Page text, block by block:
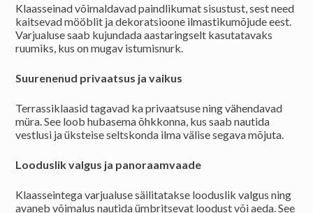
Klaasseinad võimaldavad paindlikumat sisustust, sest need
kaitsevad mööblit ja dekoratsioone ilmastikumõjude eest.
Varjualuse saab kujundada aastaringselt kasutatavaks
ruumiks, kus on mugav istumisnurk.
Suurenenud privaatsus ja vaikus
Terrassiklaasid tagavad ka privaatsuse ning vähendavad
müra. See loob hubasema õhkkonna, kus saab nautida
vestlusi ja üksteise seltskonda ilma välise segava mõjuta.
Looduslik valgus ja panoraamvaade
Klaasseintega varjualuse säilitatakse looduslik valgus ning
avaneb võimalus nautida ümbritsevat loodust või aeda. See